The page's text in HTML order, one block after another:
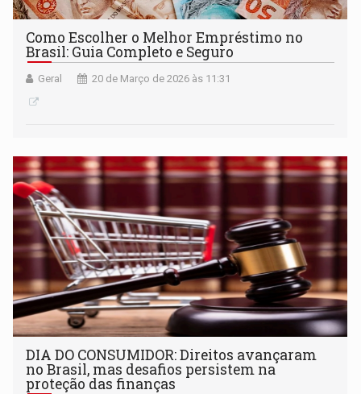
Como Escolher o Melhor Empréstimo no
Brasil: Guia Completo e Seguro
Geral 20 de Março de 2026 às 11:31
DIA DO CONSUMIDOR: Direitos avançaram
no Brasil, mas desafios persistem na
proteção das finanças